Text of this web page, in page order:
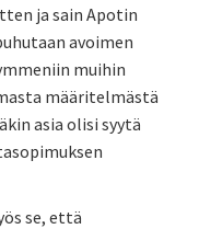
ja sain Apotin
avoimen
muihin
määritelmästä
asia olisi syytä
se, että